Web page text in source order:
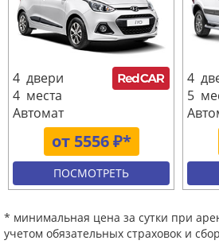
от 5556 ₽*
4 двери
4 места
Автомат
ПОСМОТРЕТЬ
4
5
* минимальная цена за сутки при
учетом обязательных страховок и